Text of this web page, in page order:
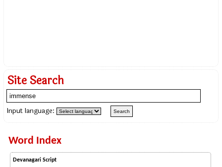
Site Search
Input language:
Word Index
Devanagari Script